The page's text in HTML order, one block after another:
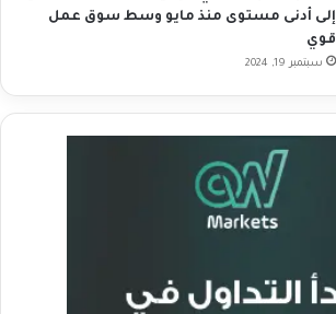
إلى أدنى مستوى منذ مايو وسط سوق عمل
قوي
سبتمبر 19, 2024